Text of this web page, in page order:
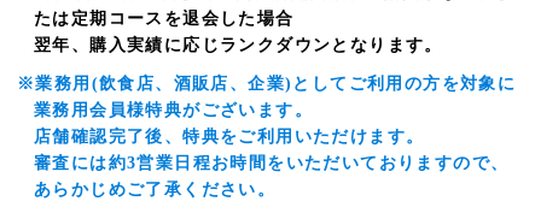
たは定期コースを退会した場合
翌年、購入実績に応じランクダウンとなります。
※業務用(飲食店、酒販店、企業)としてご利用の方を対象に
業務用会員様特典がございます。
店舗確認完了後、特典をご利用いただけます。
審査には約3営業日程お時間をいただいておりますので、
あらかじめご了承ください。